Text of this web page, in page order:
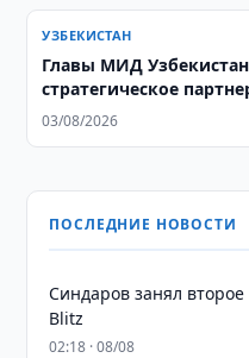
УЗБЕКИСТАН
Главы МИД
стратегическое
03/08/2026
ПОСЛЕДНИЕ НОВОСТИ
Синдаров занял
Blitz
02:18 · 08/08